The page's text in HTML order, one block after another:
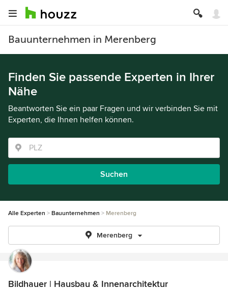
Bauunternehmen in Merenberg
Finden Sie passende Experten in Ihrer
Nähe
Beantworten Sie ein paar Fragen und wir verbinden Sie mit
Experten, die Ihnen helfen können.
Suchen
Alle Experten Bauunternehmen Merenberg
Merenberg
Bildhauer | Hausbau & Innenarchitektur